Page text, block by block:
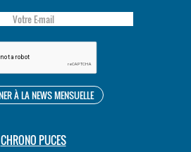
CHRONO PUCES